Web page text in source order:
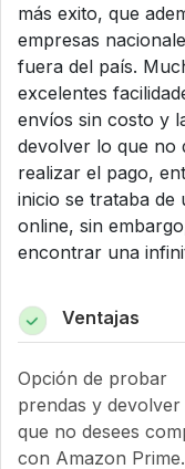
más exito, que
empresas
fuera del país.
excelentes
envíos sin costo y
devolver lo que no
realizar el pago,
inicio se trataba de
online, sin
encontrar una
Ventajas
Opción de probar
prendas y devolver
que no desees
con Amazon Prime.